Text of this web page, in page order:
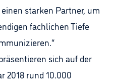
starken Partner, um
fachlichen Tiefe
sich auf der
2018 rund 10.000